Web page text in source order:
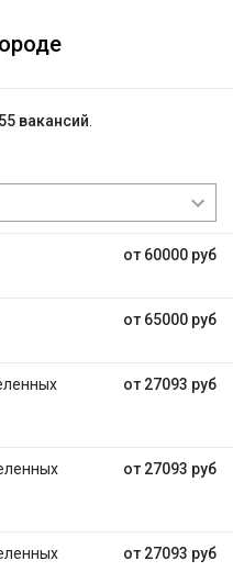
55 вакансий
от 60000 руб
от 65000 руб
от 27093 руб
от 27093 руб
от 27093 руб